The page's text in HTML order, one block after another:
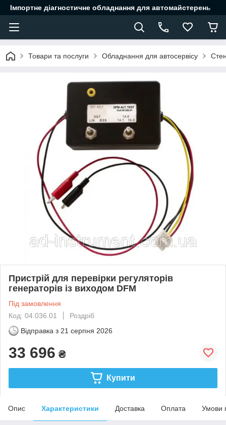
Імпортне діагностичне обладнання для автомайстерень
Товари та послуги Обладнання для автосервісу
Пристрій для перевірки регуляторів
генераторів із виходом DFM
Під замовлення
Код: 04.036.01
Роздріб
Відправка з 21 серпня 2026
33 696 ₴
Купити
Опис Характеристики Доставка Оплата Умови